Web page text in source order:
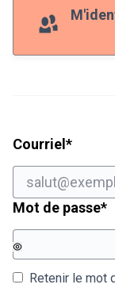
Courriel *
Mot de passe*
Retenir le mot